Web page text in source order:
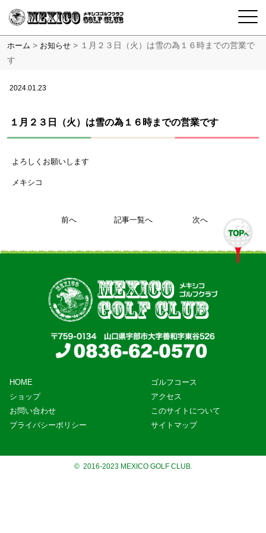
ホーム > お知らせ > １月２３日（火）は雪の為１６時までの営業で
す
2024.01.23
１月２３日（火）は雪の為１６時までの営業です
よろしくお願いします
メキシコ
前へ 記事一覧へ 次へ
HOME
ゴルフコース
ショップ
アクセス
お問い合わせ
このサイトについて
プライバシーポリシー
サイトマップ
© 2016-2023 MEXICO GOLF CLUB.